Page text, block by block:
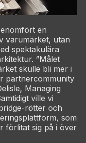
en
varumärket, utan
spektakulära
”Målet
skulle bli mer i
partnercommunity
Managing
ville vi
rötter och
som
förlitat sig på i över